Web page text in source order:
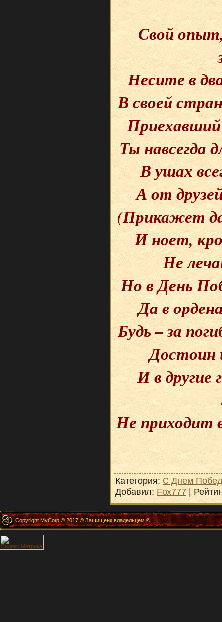
Свой
Несите в
В своей
Ты навсегда
В ушах
А от
(Прикажет
И ноет,
Не
Но в День
Да в
Будь – за
Достоин
И в другие
Не приходит
Категория: С Днем
Добавил:Fox777|
Copyright MyCorp © 2017 © Защищено владельцем ©